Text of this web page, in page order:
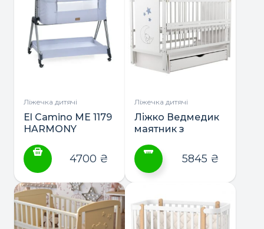
Ліжечка дитячі
El Camino ME 1179
HARMONY
4700 ₴
Ліжечка дитячі
Ліжко Ведмедик
маятник з
Дубик-М
має
кілька
5845 ₴